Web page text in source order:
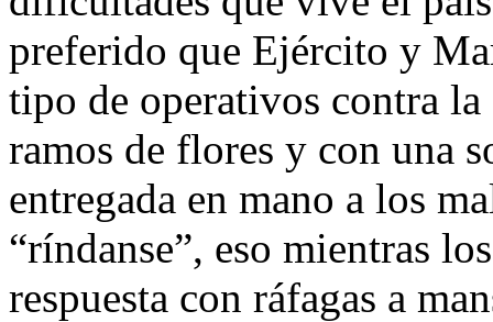
preferido que Ejército y
tipo de operativos contra
ramos de flores y con una
entregada en mano a los
“ríndanse”, eso mientras
respuesta con ráfagas a